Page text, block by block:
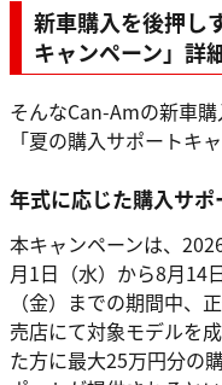
新車購入を後押し
キャンペーン」詳
そんなCan-Amの新車
「夏の購入サポートキ
年式に応じた購入サ
本キャンペーンは、
月1日（水）から8月14
（金）までの期間中、
売店にて対象モデルを
た方に最大25万円分の